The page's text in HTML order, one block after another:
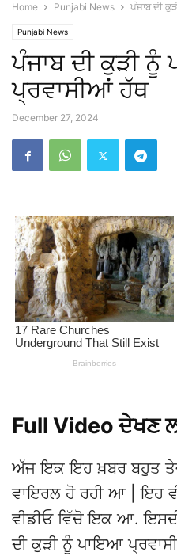
Home Punjabi News ਪੰਜਾਬ ਦੀ
Punjabi News
ਪੰਜਾਬ ਦੀ ਕੁੜੀ
ਪ੍ਰਵਾਸੀਆਂ ਹੱਥ
December 27, 2024
Full Video ਦੇਖਣ
ਅੱਜ ਇਕ ਇਹ ਖ਼ਬਰ ਬਹੁਤ
ਵਾਇਰਲ ਹੋ ਰਹੀ ਆ | ਇਹ
ਵੀਡੀਓ ਵਿੱਚੋ ਇਕ ਆ.
ਦੀ ਕੁੜੀ ਨੂੰ ਪਾਇਆ